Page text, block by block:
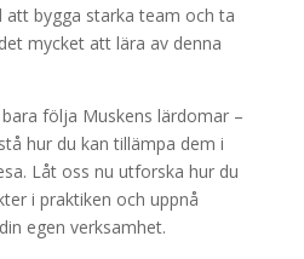
bygga starka team och ta
mycket att lära av denna
följa Muskens lärdomar –
hur du kan tillämpa dem i
Låt oss nu utforska hur du
i praktiken och uppnå
egen verksamhet.